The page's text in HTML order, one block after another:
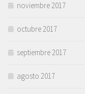
noviembre 2017
octubre 2017
septiembre 2017
agosto 2017